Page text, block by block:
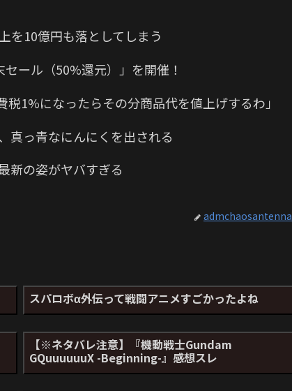
を10億円も落としてしまう
ール（50%還元）」を開催！
1%になったらその分商品代を値上げするわ」
真っ青なにんにくを出される
新の姿がヤバすぎる
admchaosantenna
スパロボα外伝って戦闘アニメすごかったよね
【※ネタバレ注意】『機動戦士Gundam
GQuuuuuuX -Beginning-』感想スレ